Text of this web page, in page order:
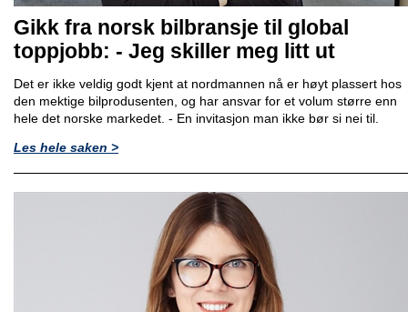
Gikk fra norsk bilbransje til global
toppjobb: - Jeg skiller meg litt ut
Det er ikke veldig godt kjent at nordmannen nå er høyt plassert hos
den mektige bilprodusenten, og har ansvar for et volum større enn
hele det norske markedet. - En invitasjon man ikke bør si nei til.
Les hele saken >